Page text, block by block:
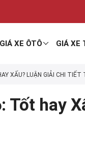
GIÁ XE ÔTÔ GIÁ XE
XẤU? LUẬN GIẢI CHI TIẾT
Tốt hay